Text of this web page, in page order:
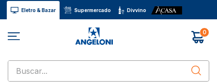
Eletro & Bazar Supermercado Divvino
0
Buscar...